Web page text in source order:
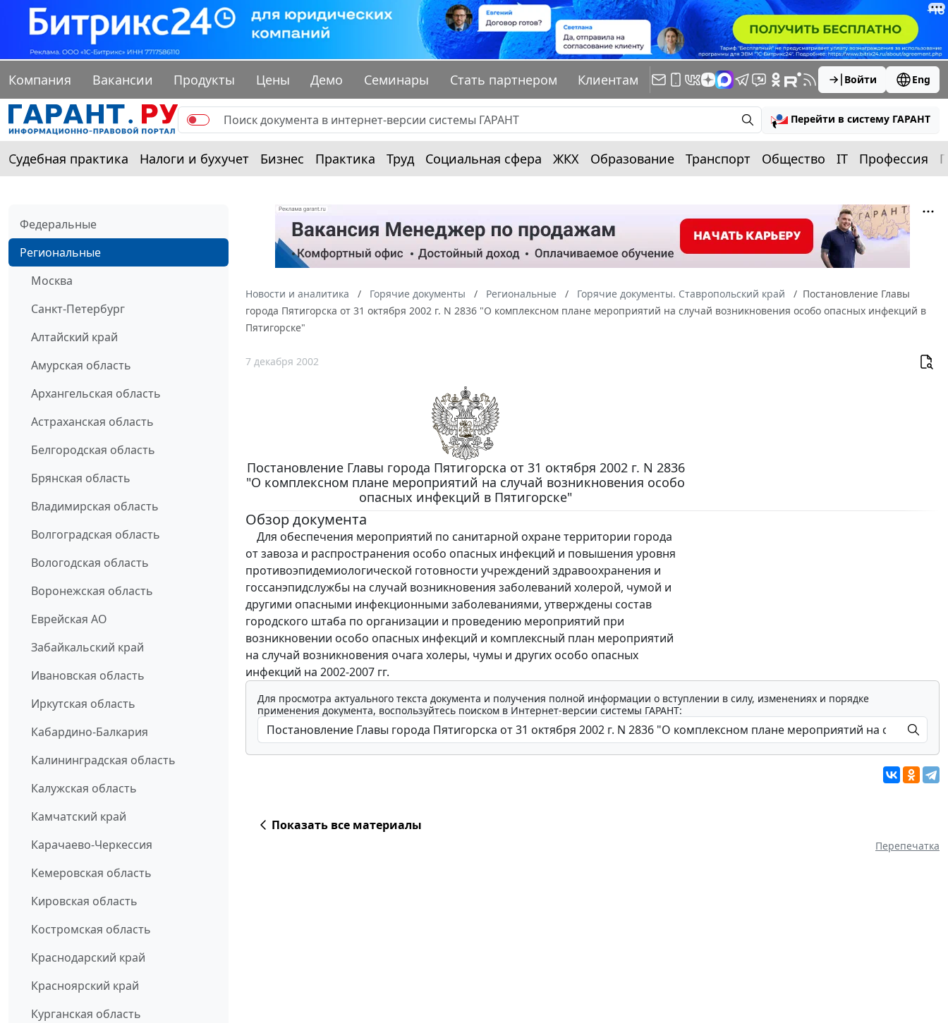
Компания Вакансии Продукты Цены Демо Семинары Стать партнером Клиентам Войти Eng
Перейти в систему ГАРАНТ
Судебная практика Налоги и бухучет Бизнес Практика Труд Социальная сфера ЖКХ Образование Транспорт Общество IT Профессия
Федеральные
Региональные
Москва
Санкт-Петербург
Алтайский край
Амурская область
Архангельская область
Астраханская область
Белгородская область
Брянская область
Владимирская область
Волгоградская область
Вологодская область
Воронежская область
Еврейская АО
Забайкальский край
Ивановская область
Иркутская область
Кабардино-Балкария
Калининградская область
Калужская область
Камчатский край
Карачаево-Черкессия
Кемеровская область
Кировская область
Костромская область
Краснодарский край
Красноярский край
Курганская область
Новости и аналитика Горячие документы Региональные Горячие документы. Ставропольский край
Постановление Главы
города Пятигорска от 31 октября 2002 г. N 2836 "О комплексном плане мероприятий на случай возникновения особо опасных инфекций в
Пятигорске"
7 декабря 2002
Постановление Главы города Пятигорска от 31 октября 2002 г. N 2836
"О комплексном плане мероприятий на случай возникновения особо
опасных инфекций в Пятигорске"
Обзор документа
Для обеспечения мероприятий по санитарной охране территории города
от завоза и распространения особо опасных инфекций и повышения уровня
противоэпидемиологической готовности учреждений здравоохранения и
госсанэпидслужбы на случай возникновения заболеваний холерой, чумой и
другими опасными инфекционными заболеваниями, утверждены состав
городского штаба по организации и проведению мероприятий при
возникновении особо опасных инфекций и комплексный план мероприятий
на случай возникновения очага холеры, чумы и других особо опасных
инфекций на 2002-2007 гг.
Для просмотра актуального текста документа и получения полной информации о вступлении в силу, изменениях и порядке
применения документа, воспользуйтесь поиском в Интернет-версии системы ГАРАНТ:
Показать все материалы
Перепечатка